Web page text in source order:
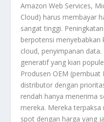
Amazon Web Services,
Cloud) harus membayar
sangat tinggi.
berpotensi menyebabkan
cloud, penyimpanan
generatif yang kian
Produsen OEM (pembuat
distributor dengan
rendah hanya menerima
mereka. Mereka
spot dengan harga yang